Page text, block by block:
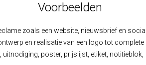
Voorbeelden
zoals een website, nieuwsbrief en
en realisatie van een logo tot complete
poster, prijslijst, etiket,